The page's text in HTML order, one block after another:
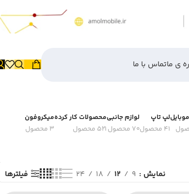
ی ماتماس با ما
لپ تاپ
41 محصول
لوازم جانبی
70 محصول
محصولات کار کرده
521 محصول
میکروفون
3 محصول
نمایش 9
12
18
24 فیلترها